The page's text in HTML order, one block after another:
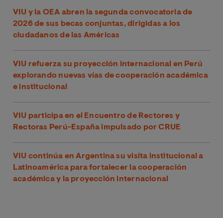
VIU y la OEA abren la segunda convocatoria de
2026 de sus becas conjuntas, dirigidas a los
ciudadanos de las Américas
VIU refuerza su proyección internacional en Perú
explorando nuevas vías de cooperación académica
e institucional
VIU participa en el Encuentro de Rectores y
Rectoras Perú-España impulsado por CRUE
VIU continúa en Argentina su visita institucional a
Latinoamérica para fortalecer la cooperación
académica y la proyección internacional